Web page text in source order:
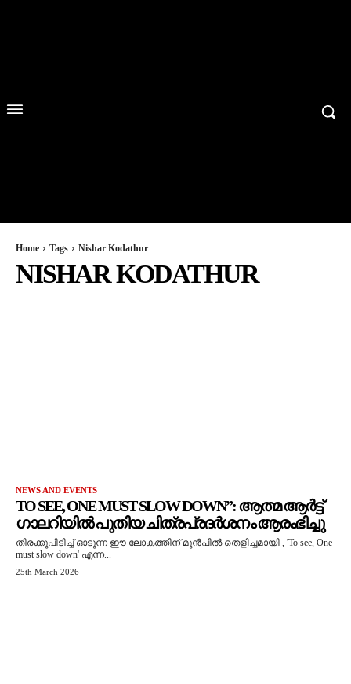
Home Tags Nishar Kodathur
NISHAR KODATHUR
NEWS AND EVENTS
TO SEE, ONE MUST SLOW DOWN”: ആത്മ ആർട്ട്
ഗാലറിയിൽ പുതിയ ചിത്രപ്രദർശനം ആരംഭിച്ചു
തിരക്കുപിടിച്ച് ഓടുന്ന ഈ ലോകത്തിന് മുൻപിൽ തെളിച്ചമായി , 'To see, One
must slow down' എന്ന...
25th March 2026